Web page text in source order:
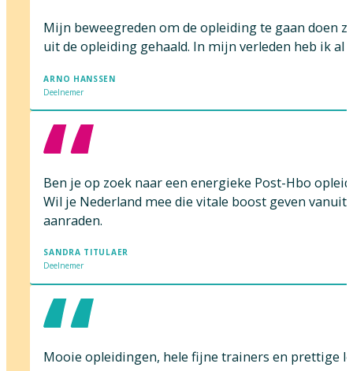
Mijn beweegreden om de opleiding te gaan doen
uit de opleiding gehaald. In mijn verleden heb ik
ARNO HANSSEN
Deelnemer
Ben je op zoek naar een energieke Post-Hbo
Wil je Nederland mee die vitale boost geven
aanraden.
SANDRA TITULAER
Deelnemer
Mooie opleidingen, hele fijne trainers en prettige